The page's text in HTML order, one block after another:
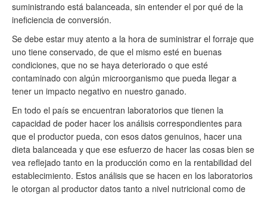
suministrando está balanceada, sin entender el por qué de la
ineficiencia de conversión.
Se debe estar muy atento a la hora de suministrar el forraje que
uno tiene conservado, de que el mismo esté en buenas
condiciones, que no se haya deteriorado o que esté
contaminado con algún microorganismo que pueda llegar a
tener un impacto negativo en nuestro ganado.
En todo el país se encuentran laboratorios que tienen la
capacidad de poder hacer los análisis correspondientes para
que el productor pueda, con esos datos genuinos, hacer una
dieta balanceada y que ese esfuerzo de hacer las cosas bien se
vea reflejado tanto en la producción como en la rentabilidad del
establecimiento. Estos análisis que se hacen en los laboratorios
le otorgan al productor datos tanto a nivel nutricional como de